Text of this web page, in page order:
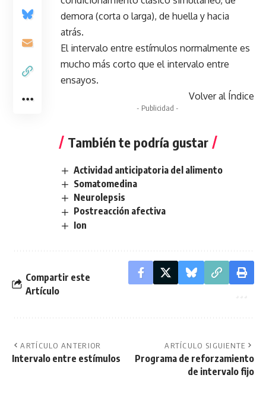
demora (corta o larga), de huella y hacia
atrás.
El intervalo entre estímulos normalmente es
mucho más corto que el intervalo entre
ensayos.
Volver al Índice
- Publicidad -
También te podría gustar
Actividad anticipatoria del alimento
Somatomedina
Neurolepsis
Postreacción afectiva
Ion
Compartir este
Artículo
ARTÍCULO ANTERIOR
Intervalo entre estímulos
ARTÍCULO SIGUIENTE
Programa de reforzamiento
de intervalo fijo